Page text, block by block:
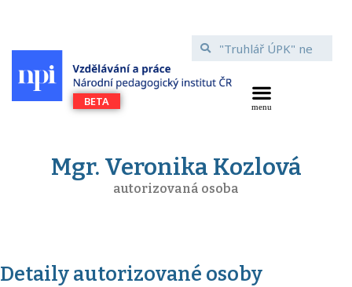
Mgr. Veronika Kozlová
autorizovaná osoba
Detaily autorizované osoby